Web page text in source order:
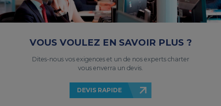
VOUS VOULEZ EN SAVOIR PLUS ?
Dites-nous vos exigences et un de nos experts charter
vous enverra un devis.
DEVIS RAPIDE